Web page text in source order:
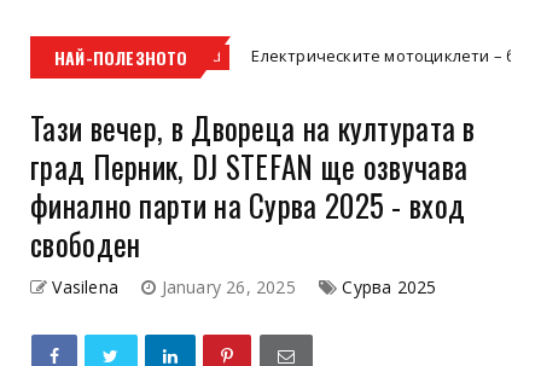
НАЙ-ПОЛЕЗНОТО
Uncategorized Електрическите мотоциклети – бъдещето на
Тази вечер, в Двореца на културата в
град Перник, DJ STEFAN ще озвучава
финално парти на Сурва 2025 - вход
свободен
Vasilena January 26, 2025 Сурва 2025